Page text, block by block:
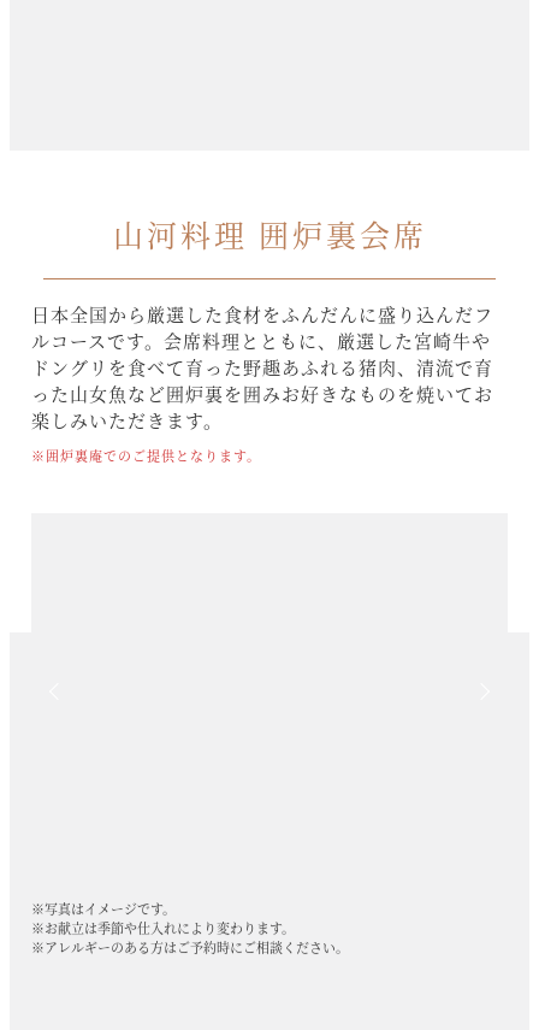
山河料理 囲炉裏会席
日本全国から厳選した食材をふんだんに盛り込んだフ
ルコースです。会席料理とともに、厳選した宮崎牛や
ドングリを食べて育った野趣あふれる猪肉、清流で育
った山女魚など囲炉裏を囲みお好きなものを焼いてお
楽しみいただきます。
※囲炉裏庵でのご提供となります。
※写真はイメージです。
※お献立は季節や仕入れにより変わります。
※アレルギーのある方はご予約時にご相談ください。